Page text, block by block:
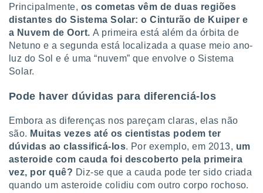
estudos
e
Principalmente, os cometas vêm de duas regiões
distantes do Sistema Solar: o Cinturão de Kuiper e
a Nuvem de Oort.A primeira está além da órbita de
Netuno e a segunda está localizada a quase meio ano-
luz do Sol e é uma “nuvem” que envolve o Sistema
Solar.
Pode haver dúvidas para diferenciá-los
Embora as diferenças nos pareçam claras, elas não
são. Muitas vezes até os cientistas podem ter
dúvidas ao classificá-los. Por exemplo, em 2013, um
asteroide com cauda foi descoberto pela primeira
vez, por quê? Diz-se que a cauda pode ter sido criada
quando um asteroide colidiu com outro corpo rochoso.